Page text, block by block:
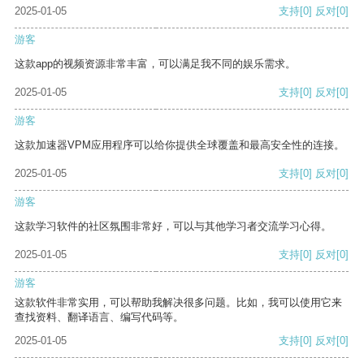
2025-01-05 支持[0] 反对[0]
游客
这款app的视频资源非常丰富，可以满足我不同的娱乐需求。
2025-01-05 支持[0] 反对[0]
游客
这款加速器VPM应用程序可以给你提供全球覆盖和最高安全性的连接。
2025-01-05 支持[0] 反对[0]
游客
这款学习软件的社区氛围非常好，可以与其他学习者交流学习心得。
2025-01-05 支持[0] 反对[0]
游客
这款软件非常实用，可以帮助我解决很多问题。比如，我可以使用它来
查找资料、翻译语言、编写代码等。
2025-01-05
支持[0] 反对[0]